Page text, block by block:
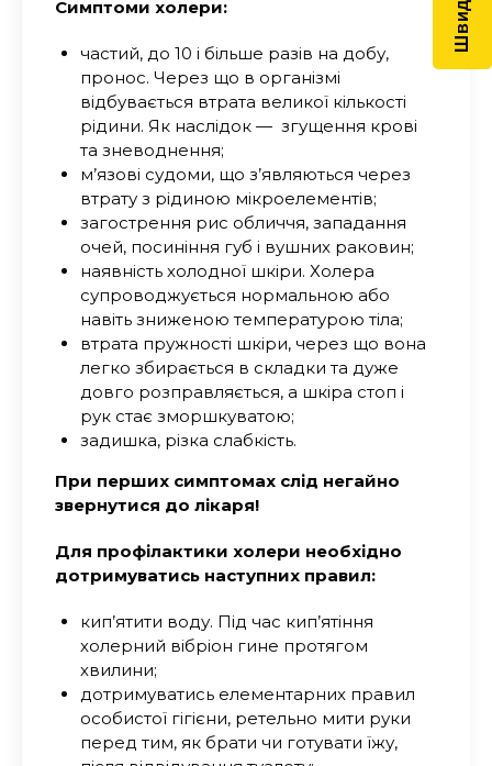
Симптоми холери:
частий, до 10 і більше разів на добу,
пронос. Через що в організмі
відбувається втрата великої кількості
рідини. Як наслідок — згущення крові
та зневоднення;
м’язові судоми, що з’являються через
втрату з рідиною мікроелементів;
загострення рис обличчя, западання
очей, посиніння губ і вушних раковин;
наявність холодної шкіри. Холера
супроводжується нормальною або
навіть зниженою температурою тіла;
втрата пружності шкіри, через що вона
легко збирається в складки та дуже
довго розправляється, а шкіра стоп і
рук стає зморшкуватою;
задишка, різка слабкість.
При перших симптомах слід негайно
звернутися до лікаря!
Для профілактики холери необхідно
дотримуватись наступних правил:
кип’ятити воду. Під час кип’ятіння
холерний вібріон гине протягом
хвилини;
дотримуватись елементарних правил
особистої гігієни, ретельно мити руки
перед тим, як брати чи готувати їжу,